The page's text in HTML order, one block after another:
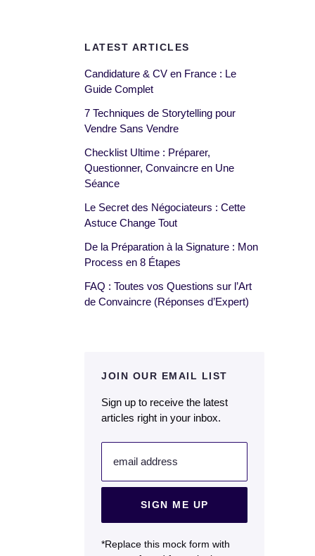
LATEST ARTICLES
Candidature & CV en France : Le
Guide Complet
7 Techniques de Storytelling pour
Vendre Sans Vendre
Checklist Ultime : Préparer,
Questionner, Convaincre en Une
Séance
Le Secret des Négociateurs : Cette
Astuce Change Tout
De la Préparation à la Signature : Mon
Process en 8 Étapes
FAQ : Toutes vos Questions sur l’Art
de Convaincre (Réponses d’Expert)
JOIN OUR EMAIL LIST
Sign up to receive the latest
articles right in your inbox.
email address
SIGN ME UP
*Replace this mock form with